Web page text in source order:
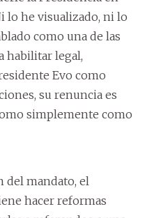
lo he visualizado, ni lo
como una de las
habilitar legal,
Evo como
su renuncia es
simplemente como
del mandato, el
hacer reformas